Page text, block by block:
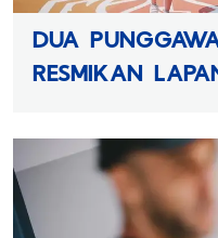
DUA
RESMIKAN